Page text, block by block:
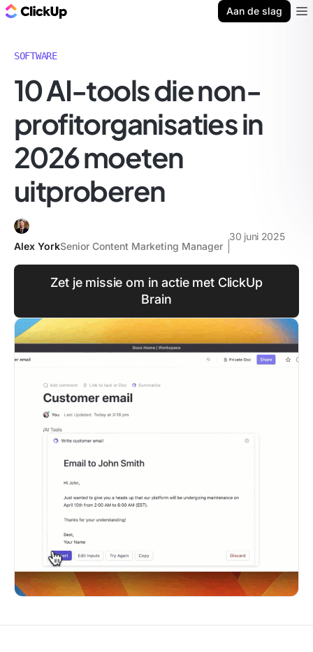
Aan de slag
SOFTWARE
10 AI-tools die non-
profitorganisaties in
2026 moeten
uitproberen
Alex YorkSenior Content Marketing Manager
30 juni 2025
Zet je missie om in actie met ClickUp
Brain